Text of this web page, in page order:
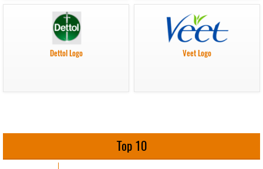
Dettol Logo Veet Logo
Top 10